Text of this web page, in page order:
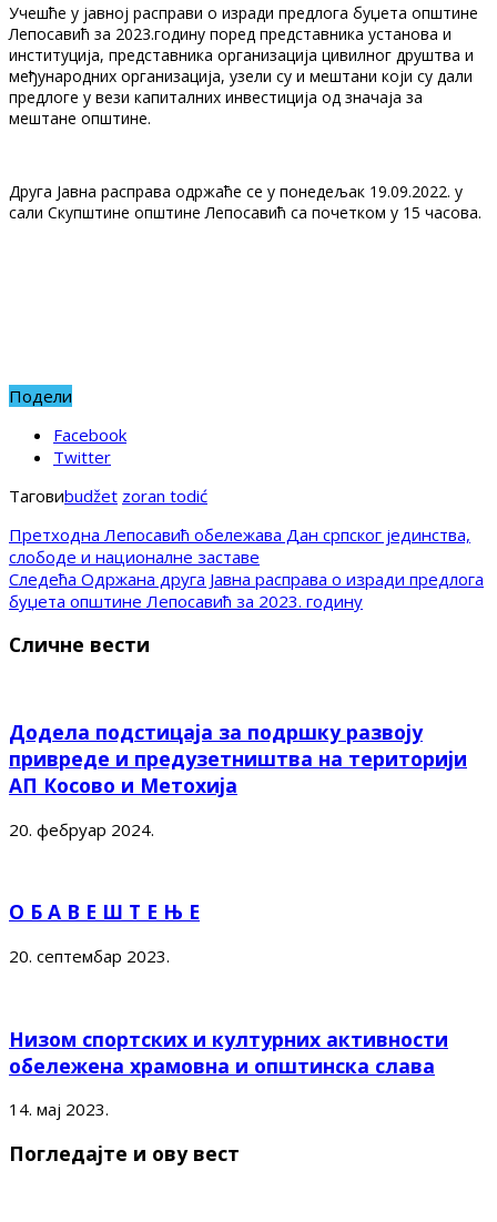
Учешће у јавној расправи о изради предлога буџета општине
Лепосавић за 2023.годину поред представника установа и
институција, представника организација цивилног друштва и
међународних организација, узели су и мештани који су дали
предлоге у вези капиталних инвестиција од значаја за
мештане општине.
Друга Јавна расправа одржаће се у понедељак 19.09.2022. у
сали Скупштине општине Лепосавић са почетком у 15 часова.
Подели
Facebook
Twitter
Таговиbudžet zoran todić
Претходна Лепосавић обележава Дан српског јединства,
слободе и националне заставе
Следећа Одржана друга Јавна расправа о изради предлога
буџета општине Лепосавић за 2023. годину
Сличне вести
Додела подстицаја за подршку развоју
привреде и предузетништва на територији
АП Косово и Метохија
20. фебруар 2024.
О Б А В Е Ш Т Е Њ Е
20. септембар 2023.
Низом спортских и културних активности
обележена храмовна и општинска слава
14. мај 2023.
Погледајте и ову вест